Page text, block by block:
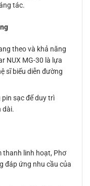
tác.
theo và khả năng
NUX MG-30 là lựa
sĩ biểu diễn đường
sạc để duy trì
dài.
thanh linh hoạt, Phơ
đáp ứng nhu cầu của